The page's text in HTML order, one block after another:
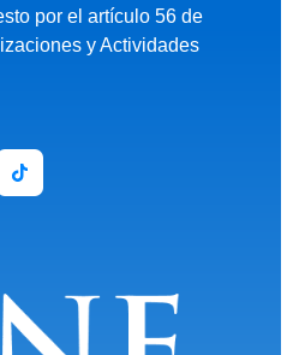
por el artículo 56 de
y Actividades